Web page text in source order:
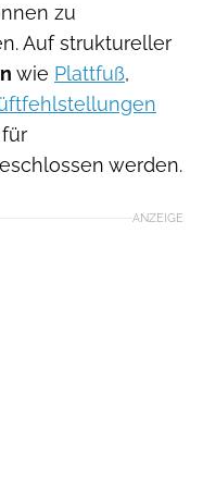
zu
Auf struktureller
wie Plattfuß,
werden.
ANZEIGE